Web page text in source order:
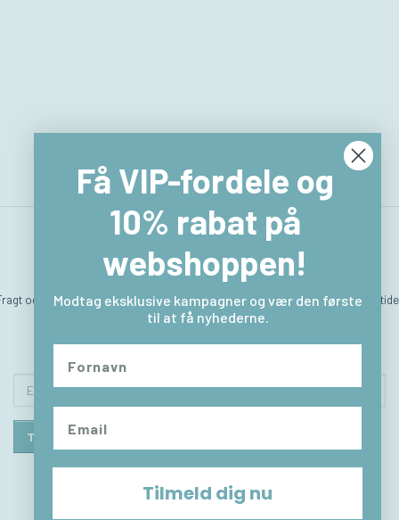
og leveringHvem er viBetingelser & VilkårSitemap Kontakt &
ReturlabelFortryd købet
adresse
Tilmeld Afmeld
Få VIP-fordele og
10% rabat på
webshoppen!
Modtag eksklusive kampagner og vær den første
til at få nyhederne.
Tilmeld dig nu